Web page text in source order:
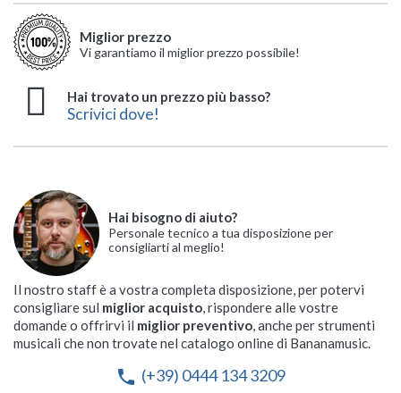
Miglior prezzo
Vi garantiamo il miglior prezzo possibile!
Hai trovato un prezzo più basso?
Scrivici dove!
Hai bisogno di aiuto?
Personale tecnico a tua disposizione per
consigliarti al meglio!
Il nostro staff è a vostra completa disposizione, per potervi
consigliare sul miglior acquisto, rispondere alle vostre
domande o offrirvi il miglior preventivo, anche per strumenti
musicali che non trovate nel catalogo online di Bananamusic.
phone (+39) 0444 134 3209